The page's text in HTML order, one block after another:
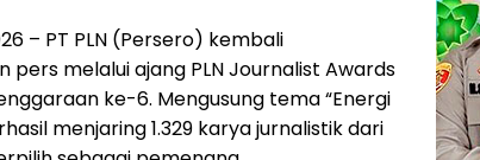
– PT PLN (Persero) kembali
melalui ajang PLN Journalist Awards
ke-6. Mengusung tema “Energi
menjaring 1.329 karya jurnalistik dari